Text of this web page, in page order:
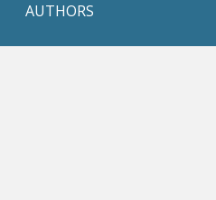
AUTHORS